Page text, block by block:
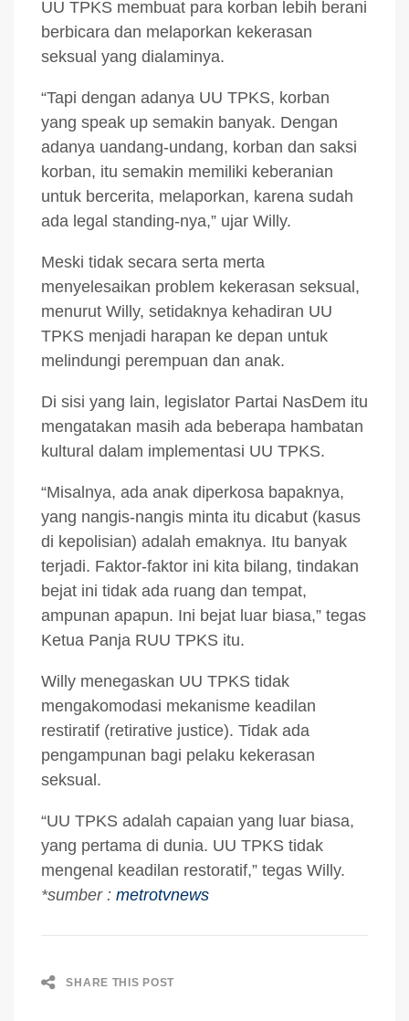
UU TPKS membuat para korban lebih berani
berbicara dan melaporkan kekerasan
seksual yang dialaminya.
“Tapi dengan adanya UU TPKS, korban
yang speak up semakin banyak. Dengan
adanya uandang-undang, korban dan saksi
korban, itu semakin memiliki keberanian
untuk bercerita, melaporkan, karena sudah
ada legal standing-nya,” ujar Willy.
Meski tidak secara serta merta
menyelesaikan problem kekerasan seksual,
menurut Willy, setidaknya kehadiran UU
TPKS menjadi harapan ke depan untuk
melindungi perempuan dan anak.
Di sisi yang lain, legislator Partai NasDem itu
mengatakan masih ada beberapa hambatan
kultural dalam implementasi UU TPKS.
“Misalnya, ada anak diperkosa bapaknya,
yang nangis-nangis minta itu dicabut (kasus
di kepolisian) adalah emaknya. Itu banyak
terjadi. Faktor-faktor ini kita bilang, tindakan
bejat ini tidak ada ruang dan tempat,
ampunan apapun. Ini bejat luar biasa,” tegas
Ketua Panja RUU TPKS itu.
Willy menegaskan UU TPKS tidak
mengakomodasi mekanisme keadilan
restiratif (retirative justice). Tidak ada
pengampunan bagi pelaku kekerasan
seksual.
“UU TPKS adalah capaian yang luar biasa,
yang pertama di dunia. UU TPKS tidak
mengenal keadilan restoratif,” tegas Willy.
*sumber : metrotvnews
SHARE THIS POST